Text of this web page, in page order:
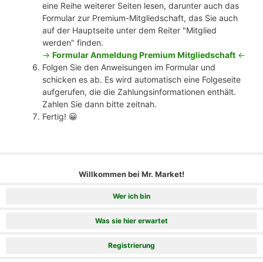
eine Reihe weiterer Seiten lesen, darunter auch das
Formular zur Premium-Mitgliedschaft, das Sie auch
auf der Hauptseite unter dem Reiter "Mitglied
werden" finden.
-> Formular Anmeldung Premium Mitgliedschaft <-
Folgen Sie den Anweisungen im Formular und
schicken es ab. Es wird automatisch eine Folgeseite
aufgerufen, die die Zahlungsinformationen enthält.
Zahlen Sie dann bitte zeitnah.
Fertig! 😀
Willkommen bei Mr. Market!
Wer ich bin
Was sie hier erwartet
Registrierung